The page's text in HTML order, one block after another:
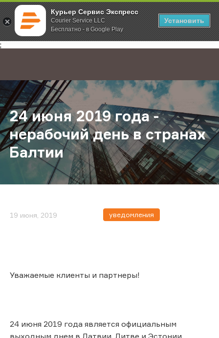
Курьер Сервис Экспресс
Courier Service LLC
Бесплатно - в Google Play
Установить
;
Главная О компании Новости 24 июня 2019 года - нерабочий
24 июня 2019 года -
нерабочий день в странах
Балтии
19 июня, 2019 уведомления
Уважаемые клиенты и партнеры!
24 июня 2019 года является официальным
выходным днем в Латвии, Литве и Эстонии.